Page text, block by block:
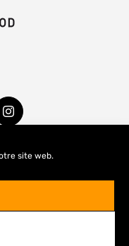
site web.